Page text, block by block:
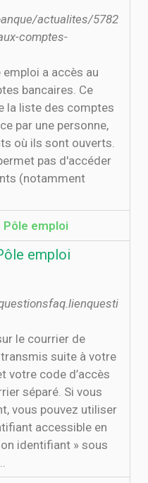
actualites/5782
comptes-
a accès au
bancaires. Ce
la liste des comptes
par une personne,
où ils sont ouverts.
pas d'accéder
(notamment
Pôle emploi
emploi
le courrier de
suite à votre
votre code d’accès
séparé. Si vous
vous pouvez utiliser
accessible en
identifiant » sous